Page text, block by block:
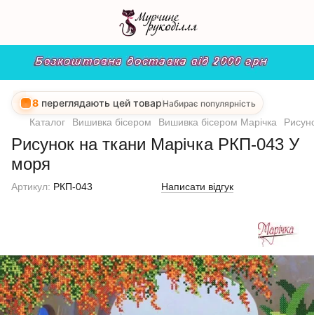
8 переглядають цей товар Набирає популярність
Каталог Вишивка бісером Вишивка бісером Марічка
Рисунок на ткани Марічка РКП-043 У
моря
Артикул: РКП-043 Написати відгук